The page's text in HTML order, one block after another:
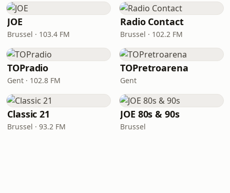
JOE
Brussel · 103.4 FM
Radio Contact
Brussel · 102.2 FM
TOPradio
Gent · 102.8 FM
TOPretroarena
Gent
Classic 21
Brussel · 93.2 FM
JOE 80s & 90s
Brussel